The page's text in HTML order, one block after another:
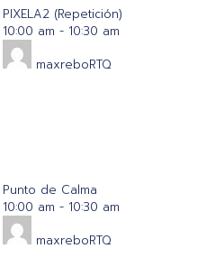
PIXELA2 (Repetición)
10:00 am - 10:30 am
maxreboRTQ
Punto de Calma
10:00 am - 10:30 am
maxreboRTQ